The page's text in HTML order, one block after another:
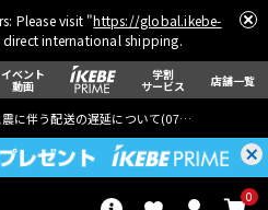
Please visit "https://global.ikebe-
international shipping.
イベント
動画
学割
サービス 店舗一覧
に伴う配送の遅延について(07月29日
0